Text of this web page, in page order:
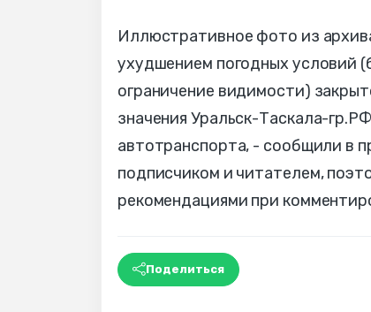
Иллюстративное фото из
ухудшением погодных условий
ограничение видимости)
значения Уральск-Таскала-
автотранспорта, - сообщили
подписчиком и читателем,
рекомендациями при
Поделиться